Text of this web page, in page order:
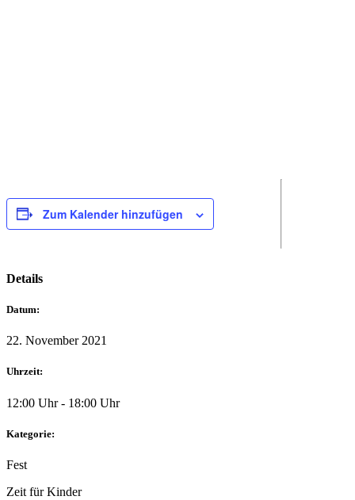
Zum Kalender hinzufügen
Details
Datum:
22. November 2021
Uhrzeit:
12:00 Uhr - 18:00 Uhr
Kategorie:
Fest
Zeit für Kinder